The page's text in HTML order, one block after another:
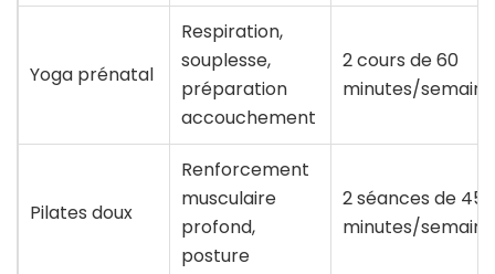
Yoga prénatal
Respiration,
souplesse,
préparation
accouchement
2 cours de 60
minutes/semaine
Pilates doux
Renforcement
musculaire
profond,
posture
2 séances de 45
minutes/semaine